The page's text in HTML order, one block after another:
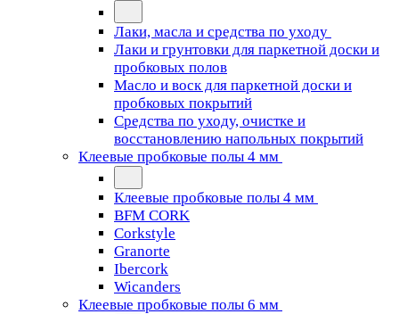
Лаки, масла и средства по уходу
Лаки и грунтовки для паркетной доски и
пробковых полов
Масло и воск для паркетной доски и
пробковых покрытий
Средства по уходу, очистке и
восстановлению напольных покрытий
Клеевые пробковые полы 4 мм
Клеевые пробковые полы 4 мм
BFM CORK
Corkstyle
Granorte
Ibercork
Wicanders
Клеевые пробковые полы 6 мм